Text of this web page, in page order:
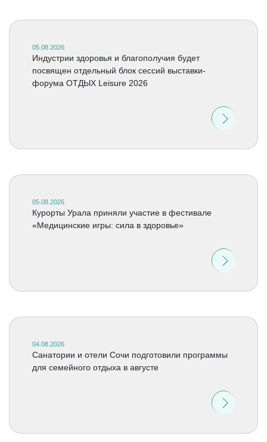
05.08.2026
Индустрии здоровья и благополучия будет
посвящен отдельный блок сессий выставки-
форума ОТДЫХ Leisure 2026
05.08.2026
Курорты Урала приняли участие в фестивале
«Медицинские игры: сила в здоровье»
04.08.2026
Санатории и отели Сочи подготовили программы
для семейного отдыха в августе